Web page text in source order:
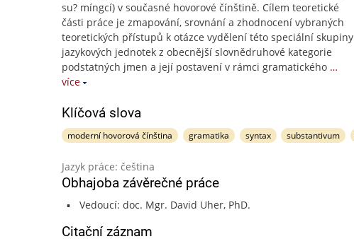
su? míngcí) v současné hovorové čínštině. Cílem teoretické
části práce je zmapování, srovnání a zhodnocení vybraných
teoretických přístupů k otázce vydělení této speciální skupiny
jazykových jednotek z obecnější slovnědruhové kategorie
podstatných jmen a její postavení v rámci gramatického …
více
Klíčová slova
moderní hovorová čínština gramatika syntax substantivum
Jazyk práce: čeština
Obhajoba závěrečné práce
Vedoucí: doc. Mgr. David Uher, PhD.
Citační záznam